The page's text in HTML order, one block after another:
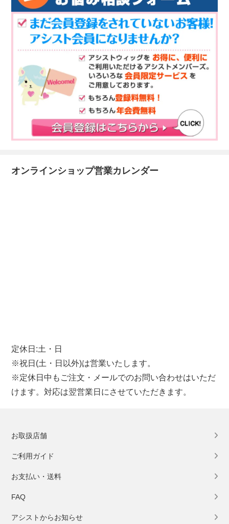
オンラインショップ営業カレンダー
定休日:土・日
※祝日(土・日以外)は営業いたします。
※定休日中もご注文・メールでのお問い合わせはいただ
けます。対応は翌営業日にさせていただきます。
お取扱店舗
ご利用ガイド
お支払い・送料
FAQ
アシストからお知らせ